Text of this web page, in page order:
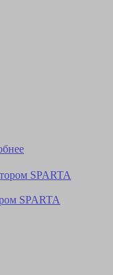
SPARTA